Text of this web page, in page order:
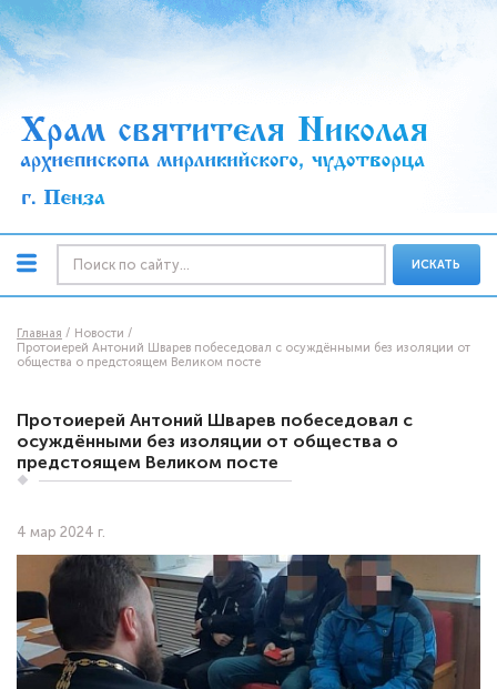
ИСКАТЬ
Главная
Новости
Протоиерей Антоний Шварев побеседовал с осуждёнными без изоляции от
общества о предстоящем Великом посте
Протоиерей Антоний Шварев побеседовал с
осуждёнными без изоляции от общества о
предстоящем Великом посте
4 мар 2024 г.